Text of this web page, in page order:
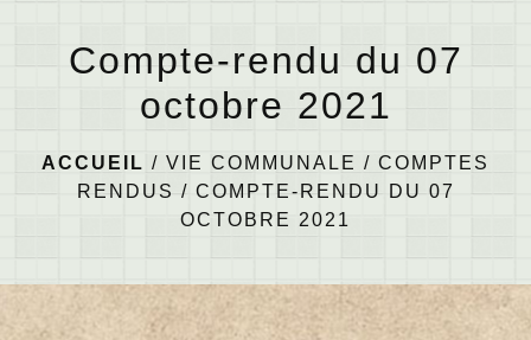
Compte-rendu du 07
octobre 2021
ACCUEIL / VIE COMMUNALE / COMPTES
RENDUS / COMPTE-RENDU DU 07
OCTOBRE 2021